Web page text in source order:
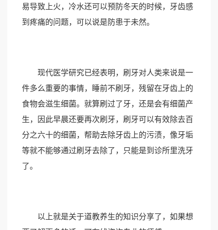
易导致上火，冷水还可以预防冬天的时候，牙齿感
到疼痛的问题，可以说是防患于未然。
现代医学研究已经表明，刷牙对人类来说是一
件多么重要的事情，睡前不刷牙，残留在牙齿上的
食物会滋生细菌。就算刷过了牙，还是会有细菌产
生，因此早晨还要再次刷牙，刷牙可以有效除去百
分之六十的细菌，帮助去除牙齿上的污渍，像牙垢
等就不能够通过刷牙去除了，只能是到诊所里洗牙
了。
以上就是关于道教养生的知识分享了，如果想